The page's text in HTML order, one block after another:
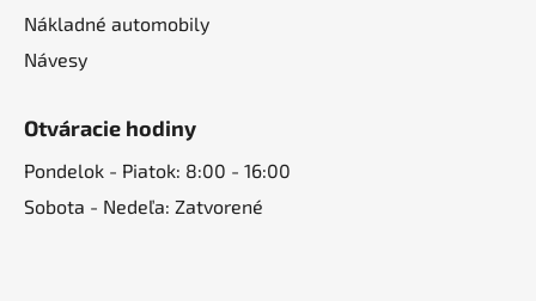
Nákladné automobily
Návesy
Otváracie hodiny
Pondelok - Piatok: 8:00 - 16:00
Sobota - Nedeľa: Zatvorené